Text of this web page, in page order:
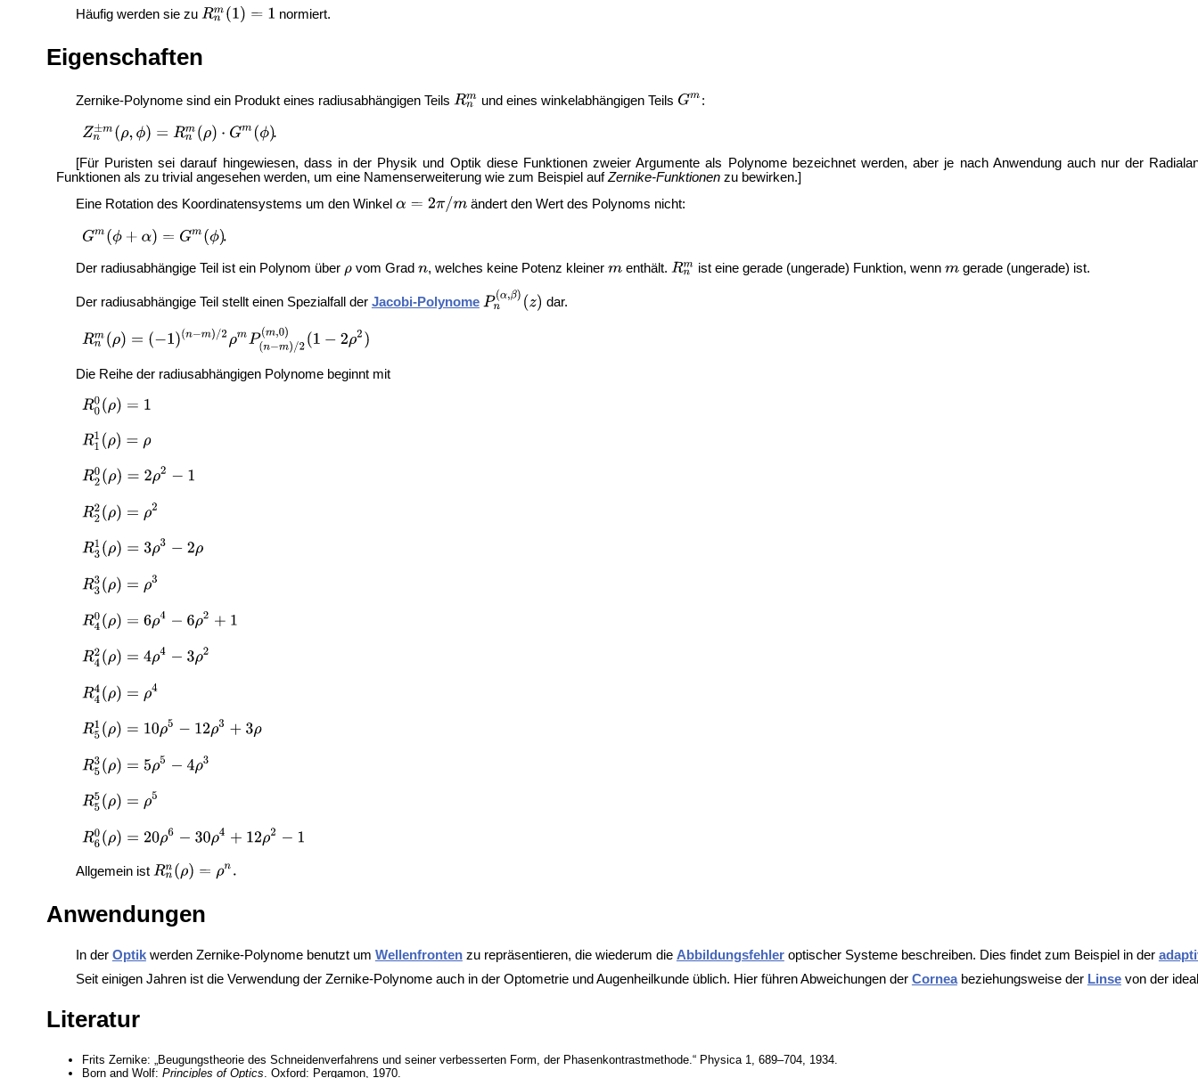
Häufig werden sie zu normiert.
Eigenschaften
Zernike-Polynome sind ein Produkt eines radiusabhängigen Teils und eines winkelabhängigen Teils :
[Für Puristen sei darauf hingewiesen, dass in der Physik und Optik diese Funktionen zweier Argumente als Polynome bezeichnet werden, aber je nach Anwendung auch nur der
Funktionen als zu trivial angesehen werden, um eine Namenserweiterung wie zum Beispiel aufZernike-Funktionenzu bewirken.]
Eine Rotation des Koordinatensystems um den Winkel
ändert den Wert des Polynoms nicht:
Der radiusabhängige Teil ist ein Polynom über vom Grad , welches keine Potenz kleiner enthält. ist eine gerade (ungerade) Funktion, wenn gerade (ungerade) ist.
Der radiusabhängige Teil stellt einen Spezialfall der Jacobi-Polynome dar.
Die Reihe der radiusabhängigen Polynome beginnt mit
Allgemein ist
Anwendungen
In der Optikwerden Zernike-Polynome benutzt um Wellenfrontenzu repräsentieren, die wiederum die Abbildungsfehleroptischer Systeme beschreiben. Dies findet zum Beispiel in der
Seit einigen Jahren ist die Verwendung der Zernike-Polynome auch in der Optometrie und Augenheilkunde üblich. Hier führen Abweichungen der Corneabeziehungsweise der Linsevon der
Literatur
Frits Zernike: „Beugungstheorie des Schneidenverfahrens und seiner verbesserten Form, der Phasenkontrastmethode.“ Physica 1, 689–704, 1934.
Born and Wolf: Principles of Optics . Oxford: Pergamon, 1970.